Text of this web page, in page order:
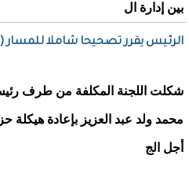
بين إدارة ال
الرئيس يقرر تصحيحا شاملا
شكلت اللجنة المكلفة من طرف
محمد ولد عبد العزيز بإعادة هيكلة
أجل الج